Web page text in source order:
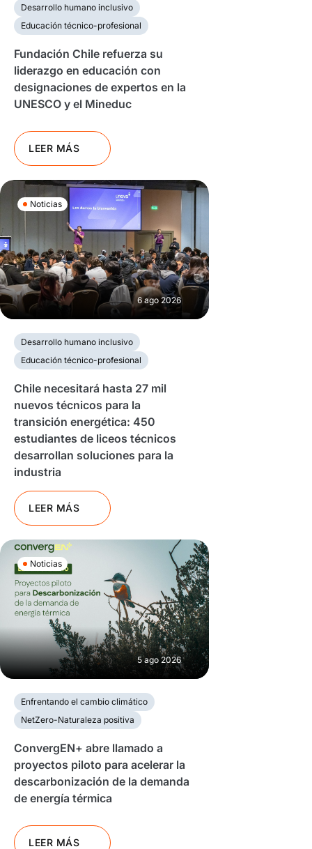
Desarrollo humano inclusivo
Educación técnico-profesional
Fundación Chile refuerza su
liderazgo en educación con
designaciones de expertos en la
UNESCO y el Mineduc
LEER MÁS
Noticias
6 ago 2026
Desarrollo humano inclusivo
Educación técnico-profesional
Chile necesitará hasta 27 mil
nuevos técnicos para la
transición energética: 450
estudiantes de liceos técnicos
desarrollan soluciones para la
industria
LEER MÁS
Noticias
5 ago 2026
Enfrentando el cambio climático
NetZero-Naturaleza positiva
ConvergEN+ abre llamado a
proyectos piloto para acelerar la
descarbonización de la demanda
de energía térmica
LEER MÁS